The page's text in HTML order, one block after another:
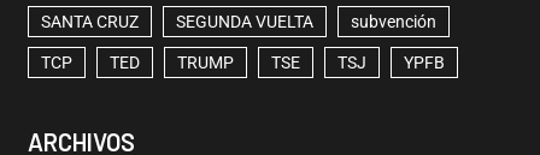
SANTA CRUZ SEGUNDA VUELTA subvención
TCP TED TRUMP TSE TSJ YPFB
ARCHIVOS